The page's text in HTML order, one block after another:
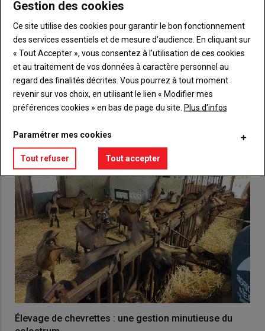
BodyChoisissez votre formule et créez votre
compte pour accéder à tout {nom-site}.
Lien Créez un compte
VOUS AIMEREZ AUSSI
Élevage de chevrettes : une gestion minutieuse du
Gestion des cookies
Ce site utilise des cookies pour garantir le bon fonctionnement
des services essentiels et de mesure d’audience. En cliquant sur
« Tout Accepter », vous consentez à l’utilisation de ces cookies
et au traitement de vos données à caractère personnel au
regard des finalités décrites. Vous pourrez à tout moment
revenir sur vos choix, en utilisant le lien « Modifier mes
préférences cookies » en bas de page du site. Plus d'infos
Paramétrer mes cookies
Tout refuser Tout accepter